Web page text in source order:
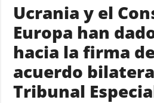
TODAS LAS
CATEGORÍAS
Guerra
Reconstrucción
de Ucrania
Ucrania y el
Europa han
hacia la firma
acuerdo
Tribunal